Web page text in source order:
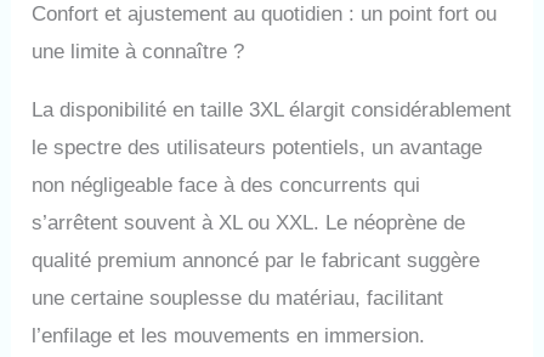
Confort et ajustement au quotidien : un point fort ou
une limite à connaître ?
La disponibilité en taille 3XL élargit considérablement
le spectre des utilisateurs potentiels, un avantage
non négligeable face à des concurrents qui
s’arrêtent souvent à XL ou XXL. Le néoprène de
qualité premium annoncé par le fabricant suggère
une certaine souplesse du matériau, facilitant
l’enfilage et les mouvements en immersion.